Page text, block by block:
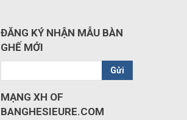
ĐĂNG KÝ NHẬN MẪU BÀN
GHẾ MỚI
Gửi
MẠNG XH OF
BANGHESIEURE.COM